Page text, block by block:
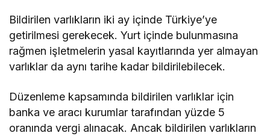
Bildirilen varlıkların iki ay içinde Türkiye’ye
getirilmesi gerekecek. Yurt içinde bulunmasına
rağmen işletmelerin yasal kayıtlarında yer almayan
varlıklar da aynı tarihe kadar bildirilebilecek.
Düzenleme kapsamında bildirilen varlıklar için
banka ve aracı kurumlar tarafından yüzde 5
oranında vergi alınacak. Ancak bildirilen varlıkların